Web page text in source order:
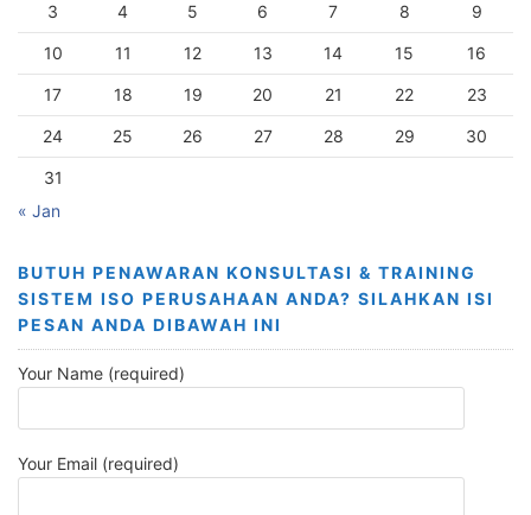
3 4 5 6 7 8 9
10 11 12 13 14 15 16
17 18 19 20 21 22 23
24 25 26 27 28 29 30
31
« Jan
BUTUH PENAWARAN KONSULTASI & TRAINING
SISTEM ISO PERUSAHAAN ANDA? SILAHKAN ISI
PESAN ANDA DIBAWAH INI
Your Name (required)
Your Email (required)